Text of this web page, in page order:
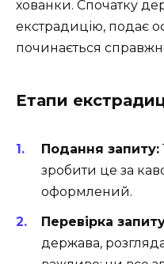
хованки. Спочатку
екстрадицію, подає
починається
Етапи
Подання запиту:
зробити це за
оформлений.
Перевірка
держава,